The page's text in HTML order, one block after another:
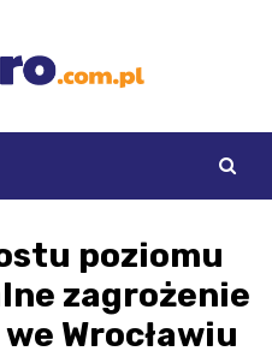
poziomu
zagrożenie
Wrocławiu